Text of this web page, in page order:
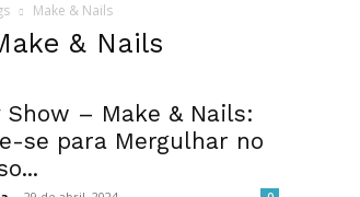
Make & Nails
& Nails
Show – Make & Nails:
se para Mergulhar no